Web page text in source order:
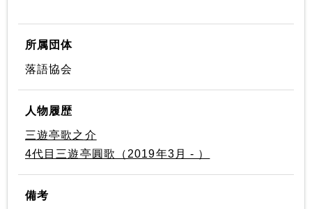
所属団体
落語協会
人物履歴
三遊亭歌之介
4代目三遊亭圓歌（2019年3月 - ）
備考